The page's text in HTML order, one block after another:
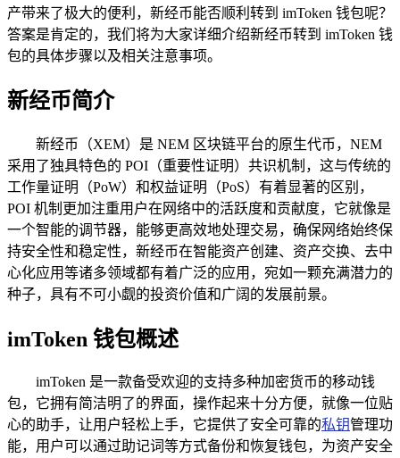
产带来了极大的便利，新经币能否顺利转到 imToken 钱包呢？
答案是肯定的，我们将为大家详细介绍新经币转到 imToken 钱
包的具体步骤以及相关注意事项。
新经币简介
新经币（XEM）是 NEM 区块链平台的原生代币，NEM
采用了独具特色的 POI（重要性证明）共识机制，这与传统的
工作量证明（PoW）和权益证明（PoS）有着显著的区别，
POI 机制更加注重用户在网络中的活跃度和贡献度，它就像是
一个智能的调节器，能够更高效地处理交易，确保网络始终保
持安全性和稳定性，新经币在智能资产创建、资产交换、去中
心化应用等诸多领域都有着广泛的应用，宛如一颗充满潜力的
种子，具有不可小觑的投资价值和广阔的发展前景。
imToken 钱包概述
imToken 是一款备受欢迎的支持多种加密货币的移动钱
包，它拥有简洁明了的界面，操作起来十分方便，就像一位贴
心的助手，让用户轻松上手，它提供了安全可靠的私钥管理功
能，用户可以通过助记词等方式备份和恢复钱包，为资产安全